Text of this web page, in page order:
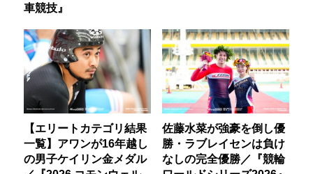
車競技』
【エリートカテゴリ結果
一覧】アワンが16年越し
の男子ケイリン金メダル
佐藤水菜が強豪を倒し優
勝・ラブレイセンは負け
なしの完全優勝／『競輪